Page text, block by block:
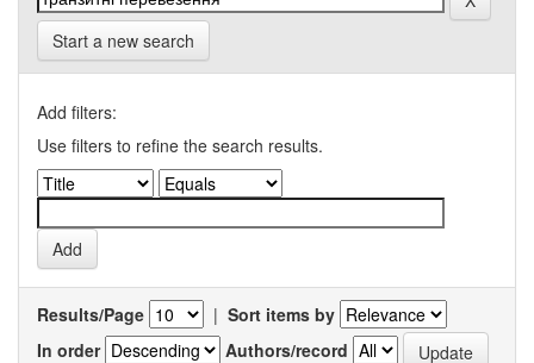
Start a new search
Add filters:
Use filters to refine the search results.
Results/Page | Sort items by
In order
Authors/record